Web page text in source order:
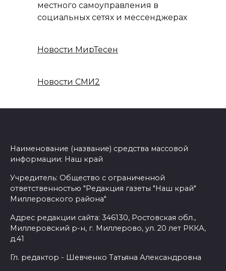
местного самоуправления в
социальных сетях и мессенджерах
Новости МирТесен
Новости СМИ2
Наименование (название) средства массовой
информации: Наш край
Учредитель: Общество с ограниченной
ответственностью "Редакция газеты "Наш край"
Миллеровского района"
Адрес редакции сайта: 346130, Ростовская обл.,
Миллеровский р-н, г. Миллерово, ул. 20 лет РККА,
д.41
Гл. редактор - Шевченко Татьяна Александровна